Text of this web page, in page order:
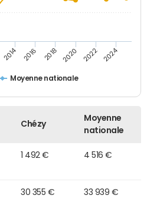
Moyenne nationale
2014 2016 2018 2020 2022 2024
Chézy
Moyenne
nationale
1 492 € 4 516 €
30 355 € 33 939 €